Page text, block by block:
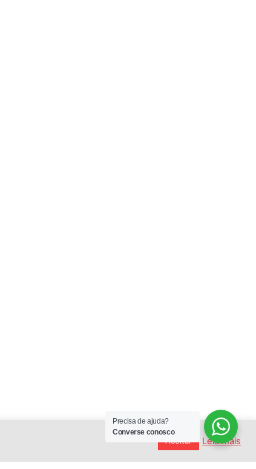
Aceitar Leia mais
Precisa de ajuda?
Converse conosco